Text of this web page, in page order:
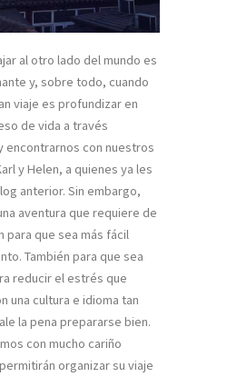
al otro lado del mundo es
y, sobre todo, cuando
viaje es profundizar en
de vida a través
encontrarnos con nuestros
y Helen, a quienes ya les
anterior. Sin embargo,
aventura que requiere de
para que sea más fácil
También para que sea
reducir el estrés que
una cultura e idioma tan
la pena prepararse bien.
con mucho cariño
organizar su viaje